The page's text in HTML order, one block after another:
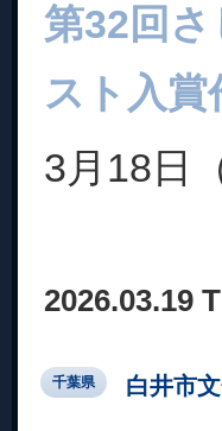
第32回
スト入賞
3月18日
2026.03.19
千葉県 白井市